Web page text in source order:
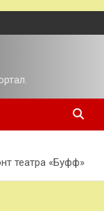
театра «Буфф»